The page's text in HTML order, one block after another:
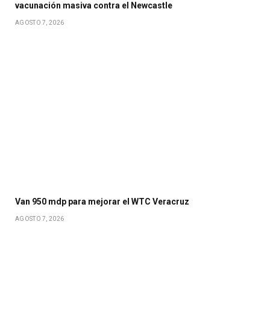
vacunación masiva contra el Newcastle
AGOSTO 7, 2026
Van 950 mdp para mejorar el WTC Veracruz
AGOSTO 7, 2026